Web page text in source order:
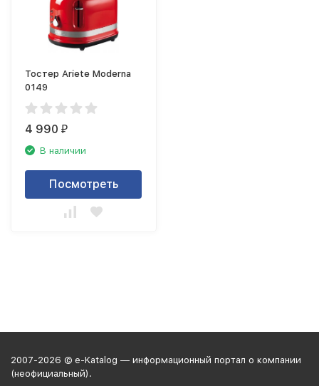
Тостер Ariete Moderna
0149
4 990₽
В наличии
Посмотреть
2007-2026 © e-Katalog — информационный портал о компании
(неофициальный).